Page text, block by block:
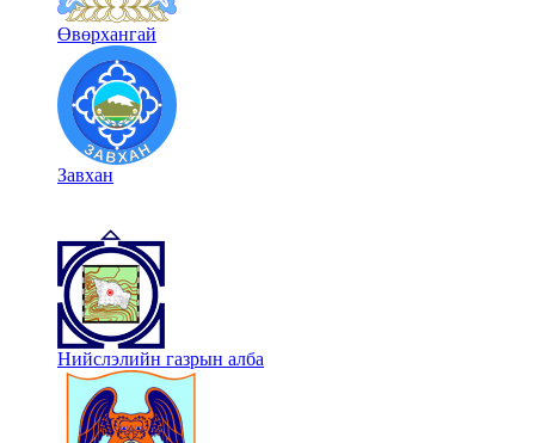
Өвөрхангай
Завхан
Нийслэлийн газрын алба